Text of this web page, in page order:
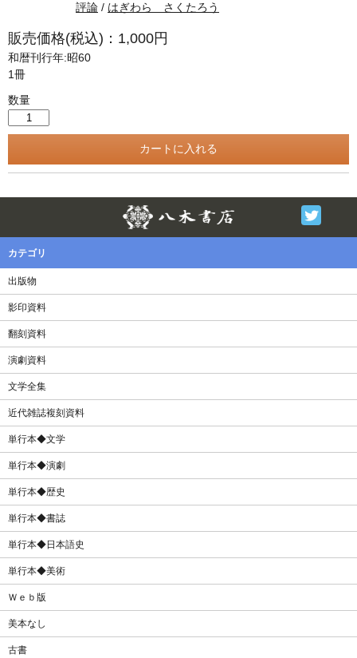
評論 / はぎわら さくたろう
販売価格(税込)：1,000円
和暦刊行年:昭60
1冊
数量
カテゴリ
出版物
影印資料
翻刻資料
演劇資料
文学全集
近代雑誌複刻資料
単行本◆文学
単行本◆演劇
単行本◆歴史
単行本◆書誌
単行本◆日本語史
単行本◆美術
Ｗｅｂ版
美本なし
古書